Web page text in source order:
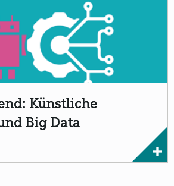
Künstliche
Big Data